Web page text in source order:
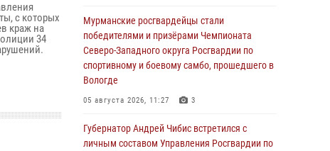
с которых
краж на
34
Мурманские росгвардейцы стали
победителями и призёрами Чемпионата
Северо-Западного округа Росгвардии по
спортивному и боевому самбо, прошедшего в
Вологде
05 августа 2026, 11:27 3
Губернатор Андрей Чибис встретился с
личным составом Управления Росгвардии по